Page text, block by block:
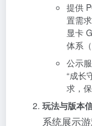
提供
置需
显卡
体系
公示
“成长
求，
玩法与版本
系统展示